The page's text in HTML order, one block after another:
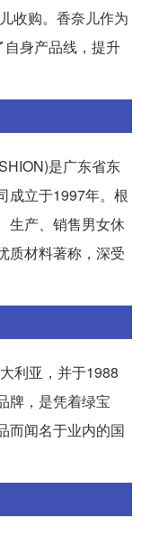
收购。香奈儿作为
身产品线，提升
是广东省东
成立于1997年。根
生产、销售男女休
质材料著称，深受
利亚，并于1988
牌，是凭着绿宝
而闻名于业内的国